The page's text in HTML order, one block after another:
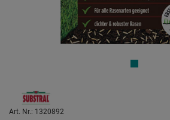
Art. Nr.: 1320892